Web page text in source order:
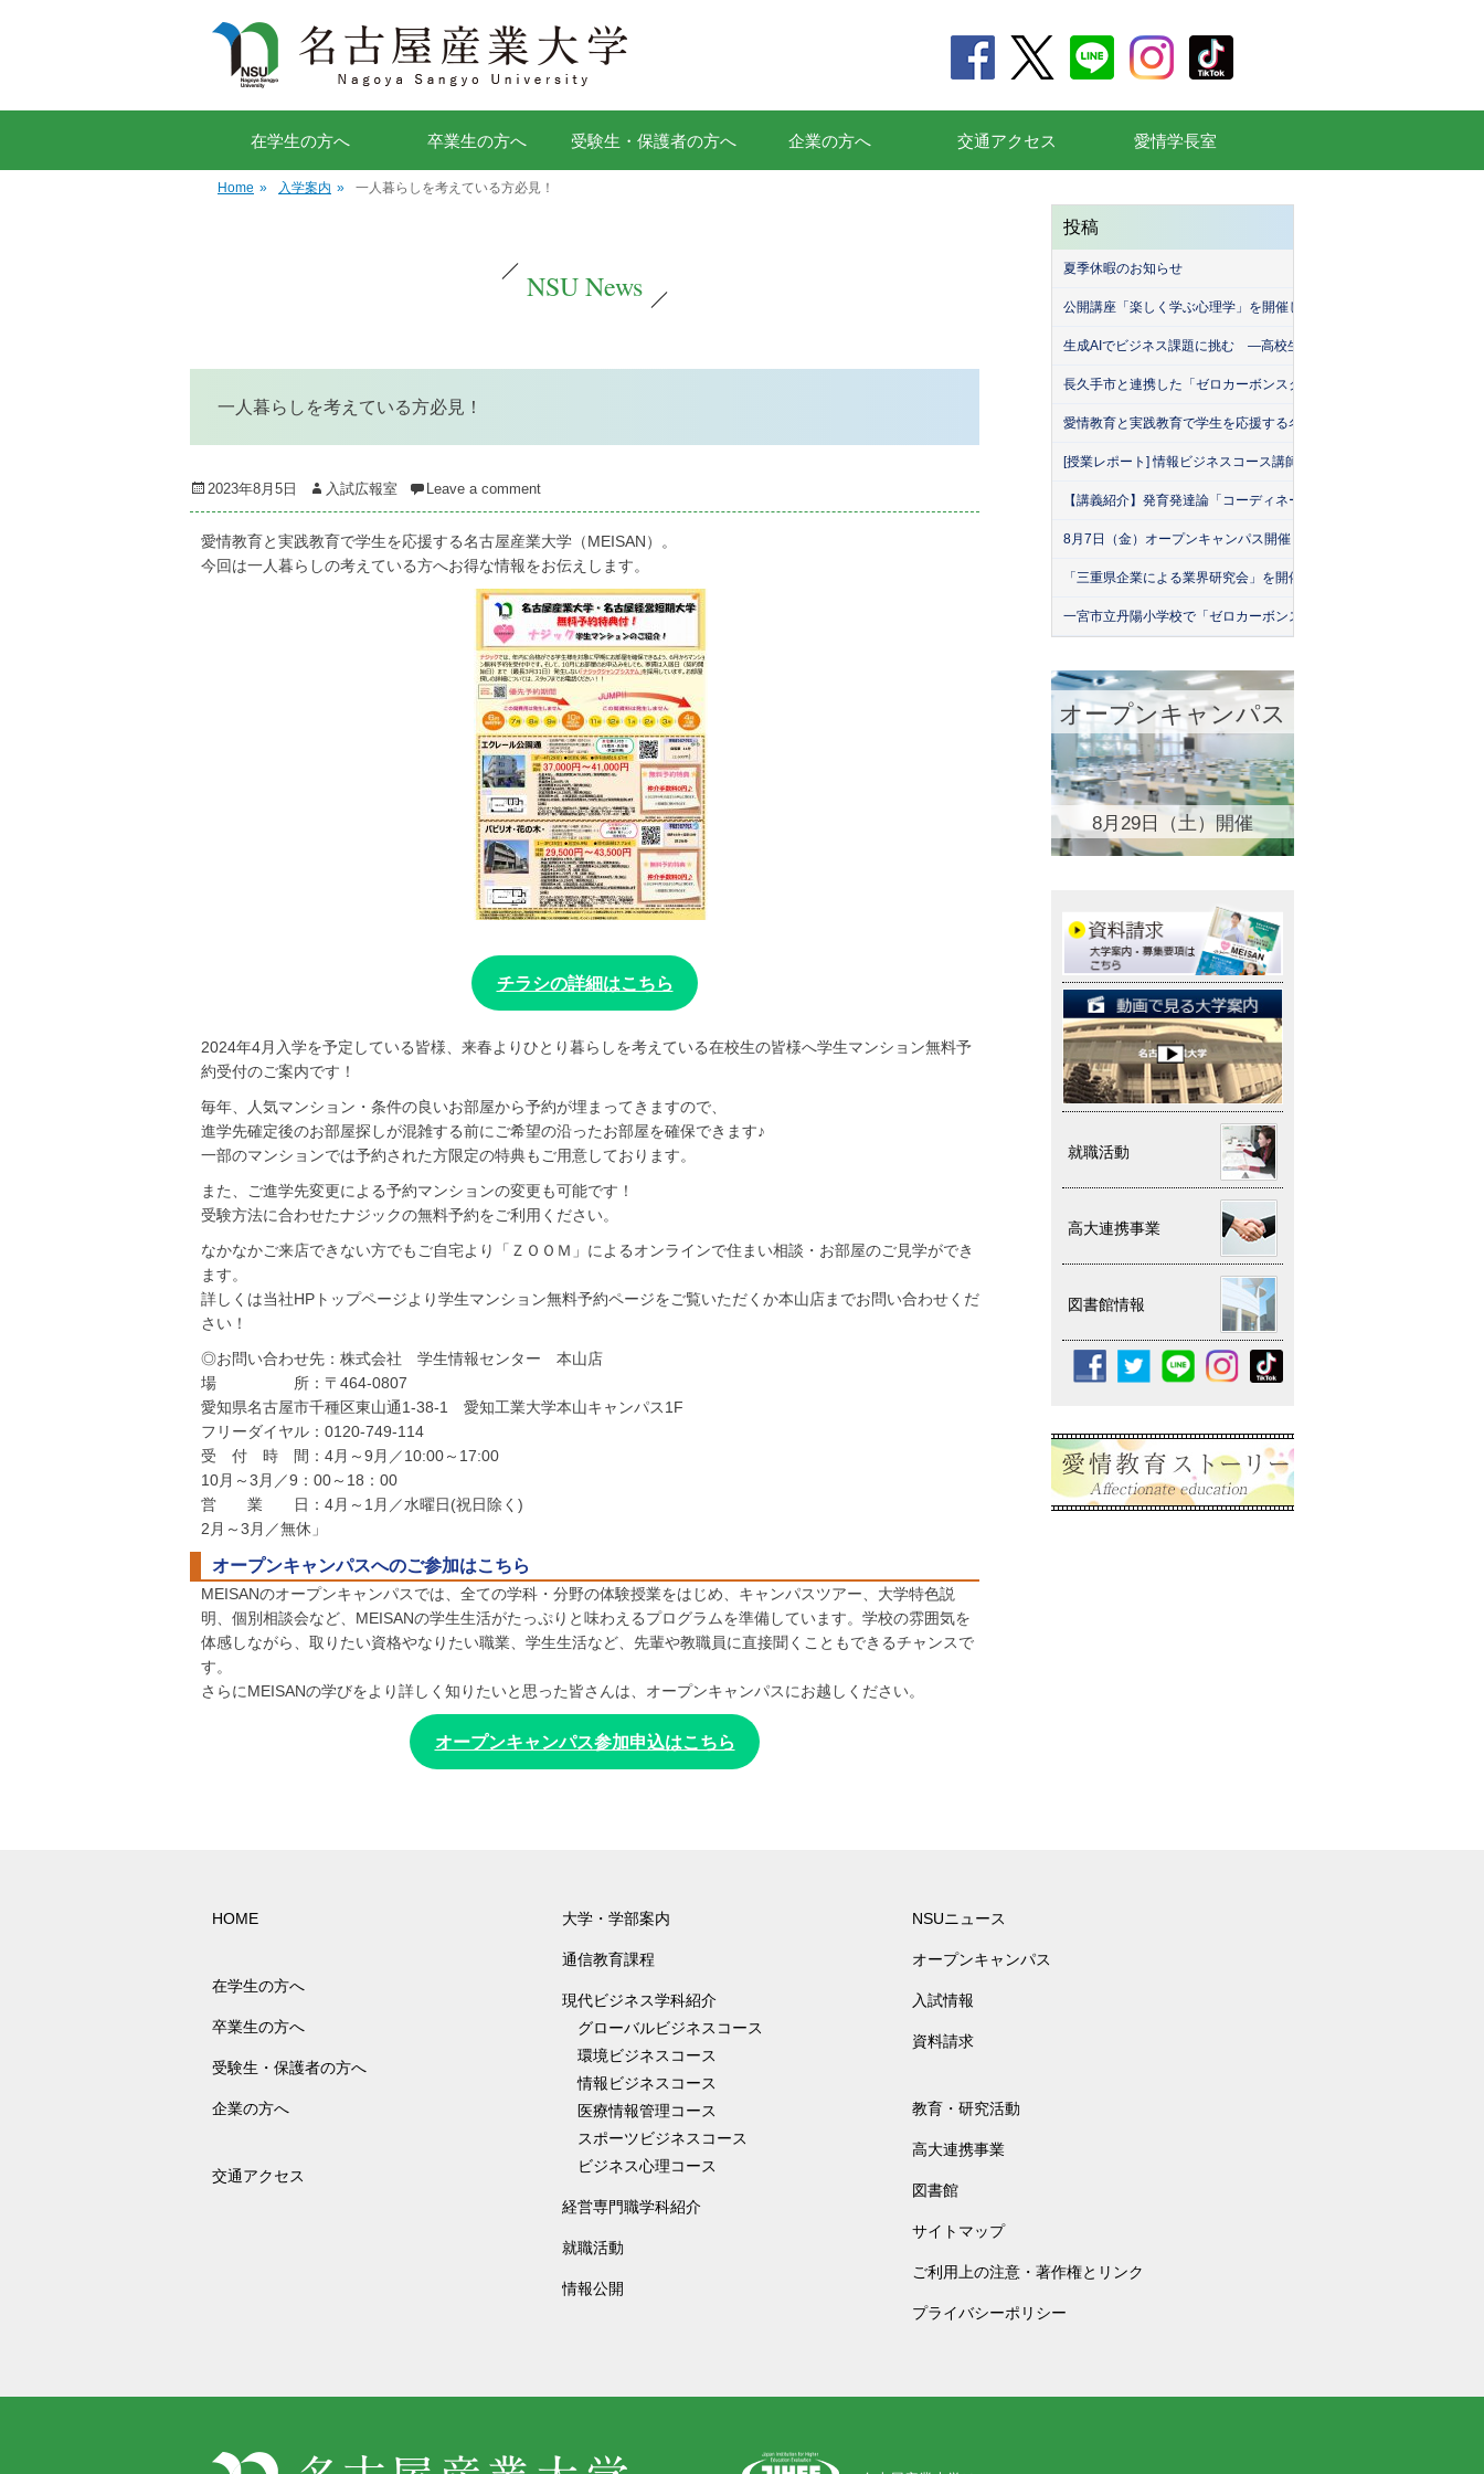
在学生の方へ 卒業生の方へ 受験生・保護者の方へ 企業の方へ 交通アクセス 愛情学長室
Home » 入学案内 » 一人暮らしを考えている方必見！
NSU News
一人暮らしを考えている方必見！
Posted
on
2023年8月5日 Author
入試広報室 Leave a comment
愛情教育と実践教育で学生を応援する名古屋産業大学（MEISAN）。
今回は一人暮らしの考えている方へお得な情報をお伝えします。
チラシの詳細はこちら
2024年4月入学を予定している皆様、来春よりひとり暮らしを考えている在校生の皆様へ学生マンション無料予
約受付のご案内です！
毎年、人気マンション・条件の良いお部屋から予約が埋まってきますので、
進学先確定後のお部屋探しが混雑する前にご希望の沿ったお部屋を確保できます♪
一部のマンションでは予約された方限定の特典もご用意しております。
また、ご進学先変更による予約マンションの変更も可能です！
受験方法に合わせたナジックの無料予約をご利用ください。
なかなかご来店できない方でもご自宅より「ＺＯＯＭ」によるオンラインで住まい相談・お部屋のご見学ができ
ます。
詳しくは当社HPトップページより学生マンション無料予約ページをご覧いただくか本山店までお問い合わせくだ
さい！
◎お問い合わせ先：株式会社 学生情報センター 本山店
場 所：〒464-0807
愛知県名古屋市千種区東山通1-38-1 愛知工業大学本山キャンパス1F
フリーダイヤル：0120-749-114
受 付 時 間：4月～9月／10:00～17:00
10月～3月／9：00～18：00
営 業 日：4月～1月／水曜日(祝日除く)
2月～3月／無休」
オープンキャンパスへのご参加はこちら
MEISANのオープンキャンパスでは、全ての学科・分野の体験授業をはじめ、キャンパスツアー、⼤学特⾊説
明、個別相談会など、MEISANの学生⽣活がたっぷりと味わえるプログラムを準備しています。学校の雰囲気を
体感しながら、取りたい資格やなりたい職業、学生⽣活など、先輩や教職員に直接聞くこともできるチャンスで
す。
さらにMEISANの学びをより詳しく知りたいと思った皆さんは、オープンキャンパスにお越しください。
オープンキャンパス参加申込はこちら
投稿
夏季休暇のお知らせ
公開講座「楽しく学ぶ心理学」を開催しました
生成AIでビジネス課題に挑む ―高校生が挑んだ「堀商店」との生成
長久手市と連携した「ゼロカーボンスクール」を開催しました！
愛情教育と実践教育で学生を応援する名古屋産業大学（MEISAN）
[授業レポート] 情報ビジネスコース講師による「名古屋産業大学・
【講義紹介】発育発達論「コーディネーション運動の実際」
8月7日（金）オープンキャンパス開催！
「三重県企業による業界研究会」を開催！（26年7月）
一宮市立丹陽小学校で「ゼロカーボンスクール」出前授業を実施
オープンキャンパス
8月29日（土）開催
就職活動
高大連携事業
図書館情報
HOME
在学生の方へ
卒業生の方へ
受験生・保護者の方へ
企業の方へ
交通アクセス
大学・学部案内
通信教育課程
現代ビジネス学科紹介
グローバルビジネスコース
環境ビジネスコース
情報ビジネスコース
医療情報管理コース
スポーツビジネスコース
ビジネス心理コース
経営専門職学科紹介
就職活動
情報公開
NSUニュース
オープンキャンパス
入試情報
資料請求
教育・研究活動
高大連携事業
図書館
サイトマップ
ご利用上の注意・著作権とリンク
プライバシーポリシー